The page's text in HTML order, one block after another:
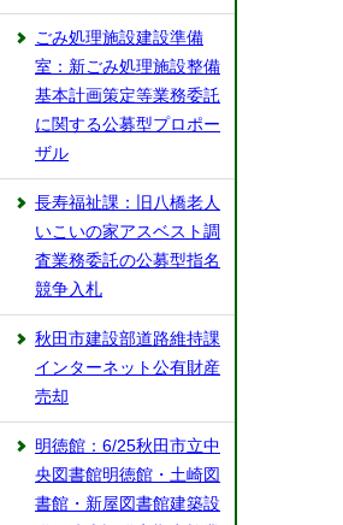
ごみ処理施設建設準備
室：新ごみ処理施設整備
基本計画策定等業務委託
に関する公募型プロポー
ザル
長寿福祉課：旧八橋老人
いこいの家アスベスト調
査業務委託の公募型指名
競争入札
秋田市建設部道路維持課
インターネット公有財産
売却
明徳館：6/25秋田市立中
央図書館明徳館・土崎図
書館・新屋図書館建築設